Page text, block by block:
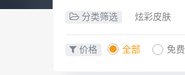
分类筛选 炫彩皮肤
价格 全部 免费